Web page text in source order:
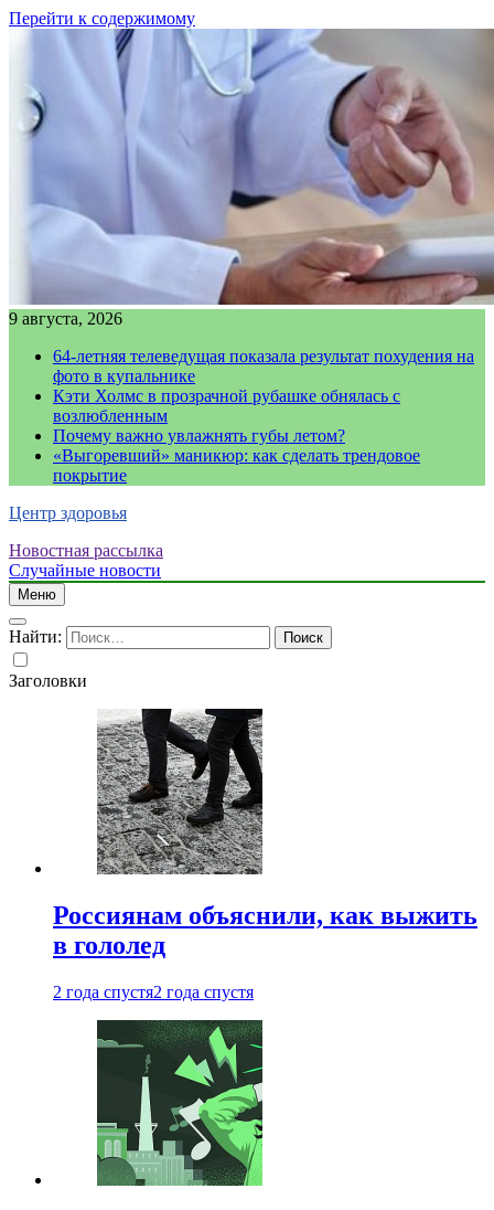
Перейти к содержимому
9 августа, 2026
64-летняя телеведущая показала результат похудения на
фото в купальнике
Кэти Холмс в прозрачной рубашке обнялась с
возлюбленным
Почему важно увлажнять губы летом?
«Выгоревший» маникюр: как сделать трендовое
покрытие
Центр здоровья
Новостная рассылка
Случайные новости
Меню
Найти:
Заголовки
Россиянам объяснили, как выжить
в гололед
2 года спустя2 года спустя